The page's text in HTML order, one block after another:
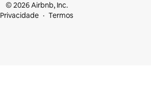
© 2026 Airbnb, Inc.
Privacidade
Termos